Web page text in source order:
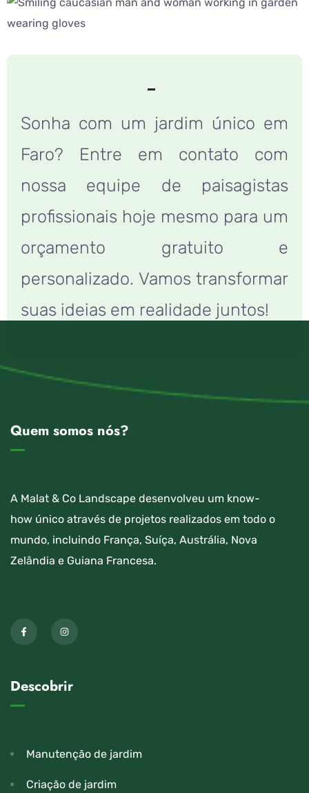
Sonha com um jardim único em
Faro? Entre em contato com
nossa equipe de paisagistas
profissionais hoje mesmo para um
orçamento gratuito e
personalizado. Vamos transformar
suas ideias em realidade juntos!
Quem somos nós?
A Malat & Co Landscape desenvolveu um know-
how único através de projetos realizados em todo o
mundo, incluindo França, Suíça, Austrália, Nova
Zelândia e Guiana Francesa.
Descobrir
Manutenção de jardim
Criação de jardim